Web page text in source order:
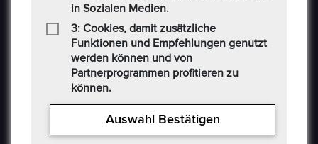
in Sozialen Medien.
3: Cookies, damit zusätzliche
Funktionen und Empfehlungen genutzt
werden können und von
Partnerprogrammen profitieren zu
können.
Auswahl Bestätigen